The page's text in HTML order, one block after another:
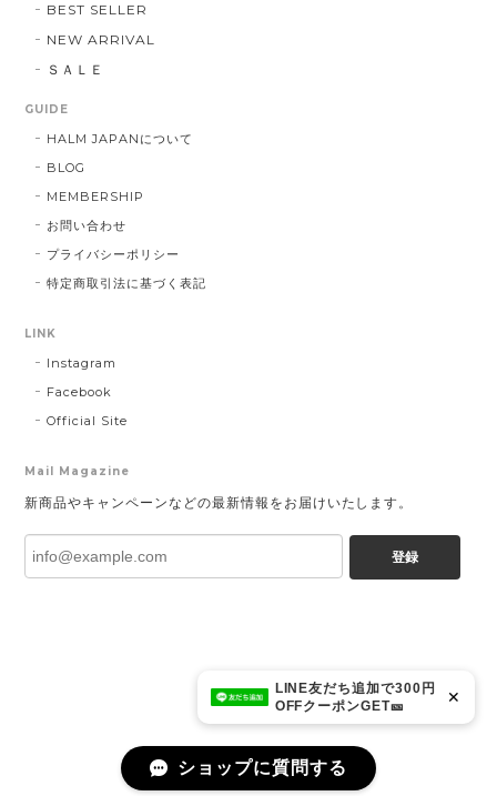
BEST SELLER
NEW ARRIVAL
ＳＡＬＥ
GUIDE
HALM JAPANについて
BLOG
MEMBERSHIP
お問い合わせ
プライバシーポリシー
特定商取引法に基づく表記
LINK
Instagram
Facebook
Official Site
Mail Magazine
新商品やキャンペーンなどの最新情報をお届けいたします。
登録
LINE友だち追加で300円
OFFクーポンGET🎫
✕
ショップに質問する